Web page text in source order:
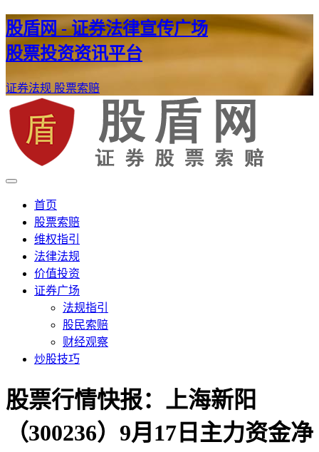
股盾网 - 证券法律宣传广场
股票投资资讯平台
证券法规 股票索赔
股盾网
证券股票维权网
首页
股票索赔
维权指引
法律法规
价值投资
证券广场
法规指引
股民索赔
财经观察
炒股技巧
股票行情快报：上海新阳
（300236）9月17日主力资金净